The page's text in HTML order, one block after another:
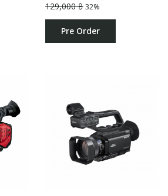
129,000 ฿32%
Pre Order